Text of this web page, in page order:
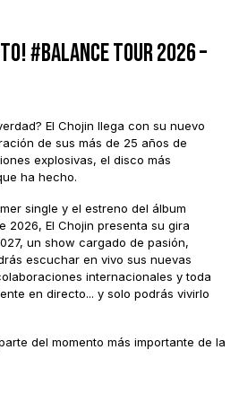
#BALANCE TOUR 2026 –
El Chojin llega con su nuevo
de sus más de 25 años de
explosivas, el disco más
ha hecho.
single y el estreno del álbum
2026, El Chojin presenta su gira
un show cargado de pasión,
escuchar en vivo sus nuevas
internacionales y toda
en directo... y solo podrás vivirlo
del momento más importante de la